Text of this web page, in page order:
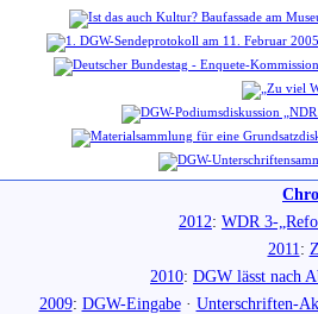
2012: WDR 3-
2011:
2010: DGW lässt nach
2009: DGW-Eingabe· Unterschriften-